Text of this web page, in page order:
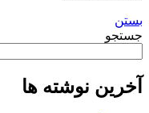
بستن
جستجو
آخرین نوشته ها